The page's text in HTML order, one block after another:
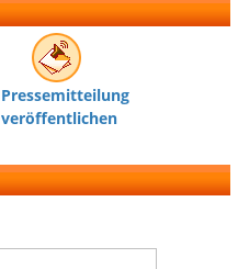
Pressemitteilung
veröffentlichen